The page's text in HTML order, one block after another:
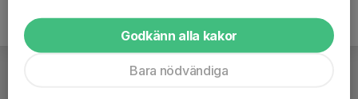
Godkänn alla kakor
Bara nödvändiga